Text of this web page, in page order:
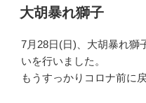
稿
日:
大胡暴れ獅子
7月28日(日)、大胡暴れ獅
いを行いました。
もうすっかりコロナ前に